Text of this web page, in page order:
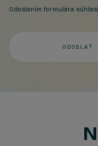
Odoslaním formulára
ODOSLAŤ